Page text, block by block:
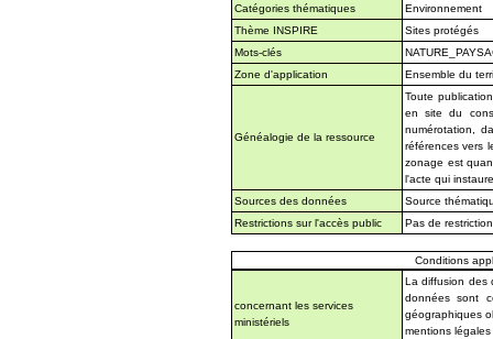
Catégories thématiques
Environnement
Thème INSPIRE
Sites protégés
Mots-clés
Zone d'application
Ensemble du
Généalogie de la ressource
Toute
en site du
numérotation,
références vers
zonage est
l'acte qui
Sources des données
Source
Restrictions sur l'accès public
Pas de
Conditions
concernant les services
ministériels
La diffusion des
données sont
géographiques
mentions